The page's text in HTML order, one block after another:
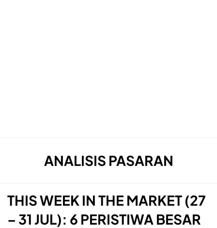
TAG
:
ANALISIS PASARAN
THIS WEEK IN THE MARKET (27
– 31 JUL): 6 PERISTIWA BESAR